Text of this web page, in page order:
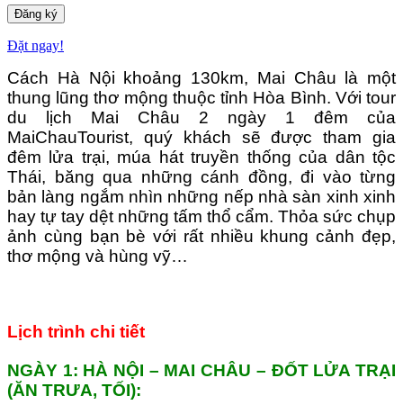
Đặt ngay!
Cách Hà Nội khoảng 130km, Mai Châu là một
thung lũng thơ mộng thuộc tỉnh Hòa Bình. Với tour
du lịch Mai Châu 2 ngày 1 đêm của
MaiChauTourist, quý khách sẽ được tham gia
đêm lửa trại, múa hát truyền thống của dân tộc
Thái, băng qua những cánh đồng, đi vào từng
bản làng ngắm nhìn những nếp nhà sàn xinh xinh
hay tự tay dệt những tấm thổ cẩm. Thỏa sức chụp
ảnh cùng bạn bè với rất nhiều khung cảnh đẹp,
thơ mộng và hùng vỹ…
Lịch trình chi tiết
NGÀY 1: HÀ NỘI – MAI CHÂU – ĐỐT LỬA TRẠI
(ĂN TRƯA, TỐI):